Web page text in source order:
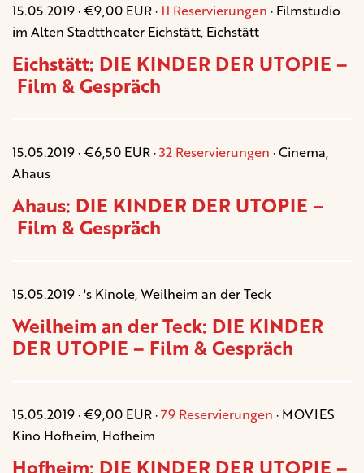
15.05.2019 · €9,00 EUR ·11 Reservierungen · Filmstudio
im Alten Stadttheater Eichstätt, Eichstätt
Eichstätt: DIE KINDER DER UTOPIE –
Film & Gespräch
15.05.2019 · €6,50 EUR ·32 Reservierungen · Cinema,
Ahaus
Ahaus: DIE KINDER DER UTOPIE –
Film & Gespräch
15.05.2019 · 's Kinole, Weilheim an der Teck
Weilheim an der Teck: DIE KINDER
DER UTOPIE – Film & Gespräch
15.05.2019 · €9,00 EUR ·79 Reservierungen · MOVIES
Kino Hofheim, Hofheim
Hofheim: DIE KINDER DER UTOPIE –